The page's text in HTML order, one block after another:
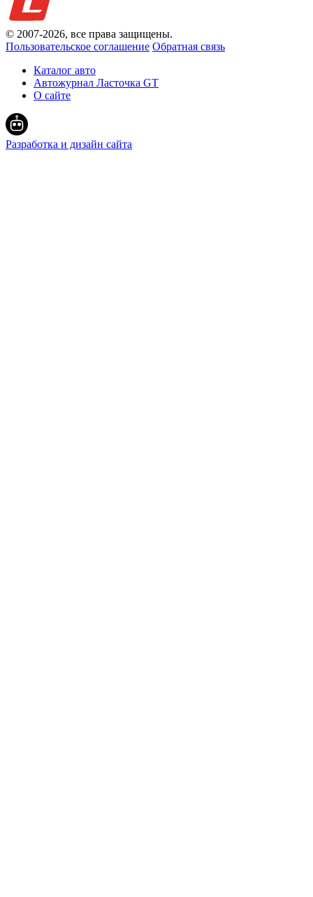
© 2007-2026, все права защищены.
Пользовательское соглашение Обратная связь
Каталог авто
Автожурнал Ласточка GT
О сайте
Разработка и дизайн сайта